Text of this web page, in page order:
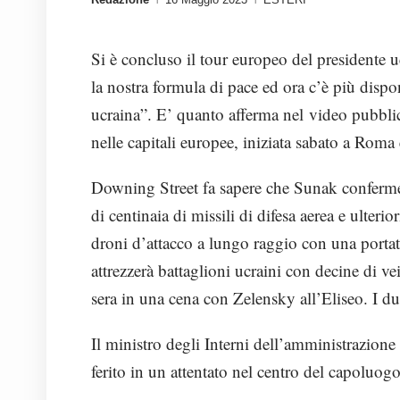
Si è concluso il tour europeo del
la nostra formula di pace ed ora c’è più
ucraina”. E’ quanto afferma nel video
nelle capitali europee, iniziata sabato a
Downing Street fa sapere che Sunak
di centinaia di missili di difesa aerea e
droni d’attacco a lungo raggio con una
attrezzerà battaglioni ucraini con decine di
sera in una cena con Zelensky all’Eliseo. I
Il ministro degli Interni
ferito in un attentato nel centro del